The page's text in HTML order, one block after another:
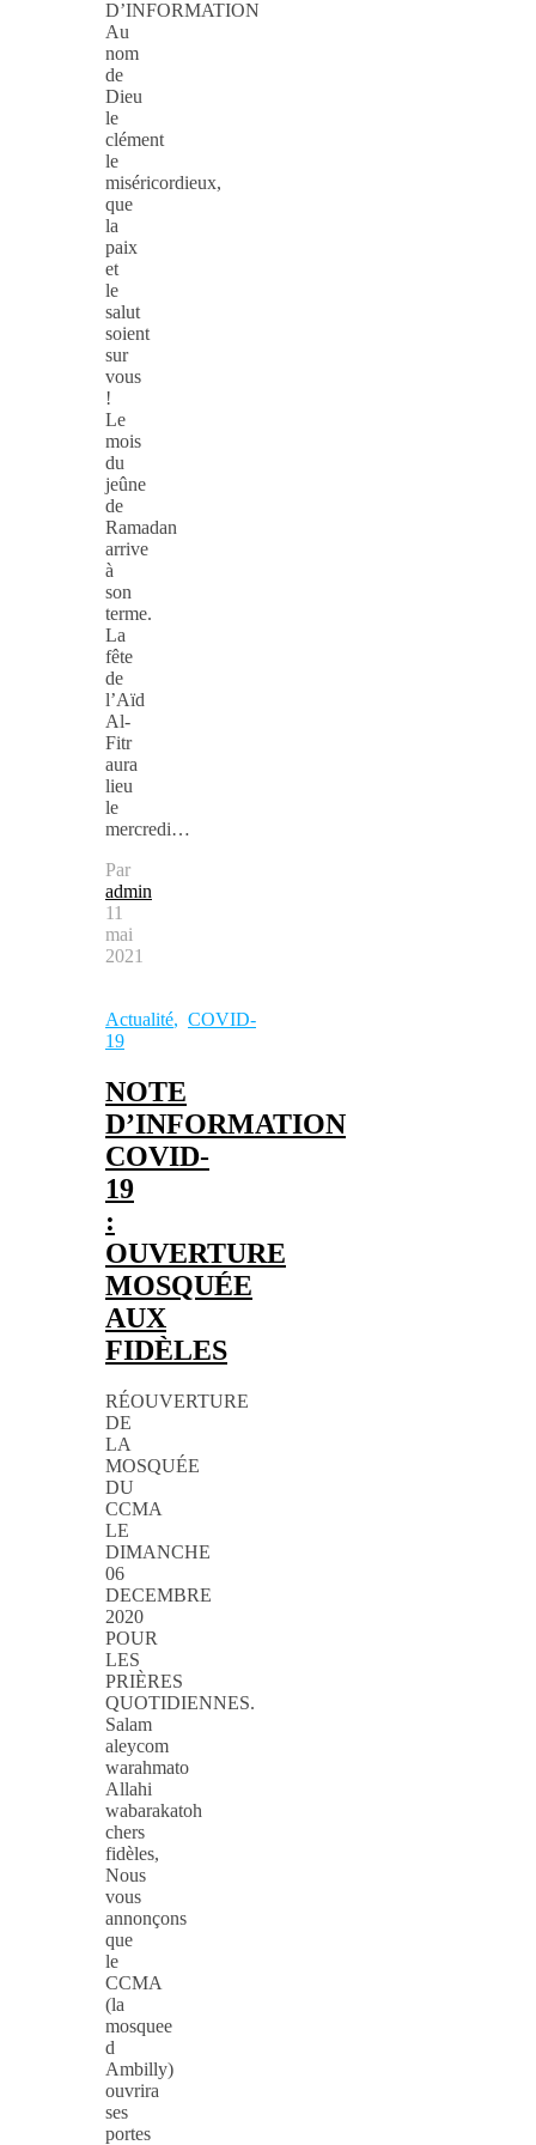
D’INFORMATION
Au
nom
de
Dieu
le
clément
le
miséricordieux,
que
la
paix
et
le
salut
soient
sur
vous
!
Le
mois
du
jeûne
de
Ramadan
arrive
à
son
terme.
La
fête
de
l’Aïd
Al-
Fitr
aura
lieu
le
mercredi…
Par
admin
11
mai
2021
Actualité, COVID-
19
NOTE
D’INFORMATION
COVID-
19
:
OUVERTURE
MOSQUÉE
AUX
FIDÈLES
RÉOUVERTURE
DE
LA
MOSQUÉE
DU
CCMA
LE
DIMANCHE
06
DECEMBRE
2020
POUR
LES
PRIÈRES
QUOTIDIENNES.
Salam
aleycom
warahmato
Allahi
wabarakatoh
chers
fidèles,
Nous
vous
annonçons
que
le
CCMA
(la
mosquee
d
Ambilly)
ouvrira
ses
portes